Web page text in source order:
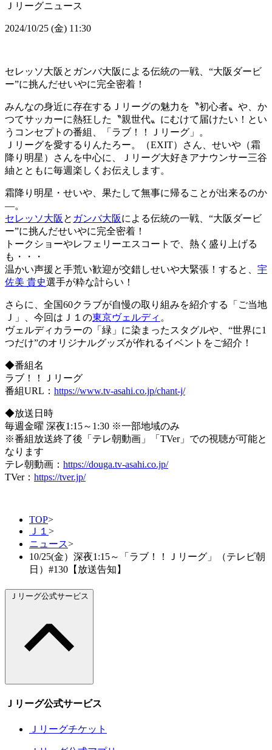
Ｊリーグニュース
2024/10/25 (金) 11:30
セレッソ大阪とガンバ大阪による伝統の一戦、“大阪ダービ
ー”に挑んだせいやに完全密着！
みんなの身近に存在するＪリーグの魅力を〝初心者〟や、か
つてサッカーに熱狂した〝親世代〟にむけて届けたい！とい
うコンセプトの番組、「ラブ！！Ｊリーグ」。
Ｊリーグを愛するりんたろー。（EXIT）さん、せいや（霜
降り明星）さんを中心に、Ｊリーグ大好きアナウンサー三谷
紬とともに毎週楽しくお伝えします。
霜降り明星・せいや、果たして無事に帰ることが出来るのか
―。
セレッソ大阪 と ガンバ大阪による伝統の一戦、“大阪ダービ
ー”に挑んだせいやに完全密着！
トークショーやレフェリーエスコートで、熱く盛り上げる
も・・・
温かい声援と手荒い歓迎が交錯しせいや大緊張！すると、 宇
佐美 貴史選手が粋な計らい！
さらに、全国60クラブが自慢の取り組みを紹介する「ご当地
Ｊ」、今回はＪ１の東京ヴェルディ 。
ヴェルディカラーの「緑」に染まったスタグルや、“世界に1
つだけ”のオリジナルグッズが作れるイベントをご紹介！
◆番組名
ラブ！！Ｊリーグ
番組URL： https://www.tv-asahi.co.jp/chant-j/
◆放送日時
毎週金曜 深夜1:15～1:30 ※一部地域のみ
※番組放送終了後「テレ朝動画」「TVer」での視聴が可能と
なります
テレ朝動画： https://douga.tv-asahi.co.jp/
TVer： https://tver.jp/
TOP>
Ｊ１ >
ニュース>
10/25(金）深夜1:15～「ラブ！！Ｊリーグ」（テレビ朝
日）#130【放送告知】
Ｊリーグ公式サービス
Ｊリーグ公式サービス
Ｊリーグチケット